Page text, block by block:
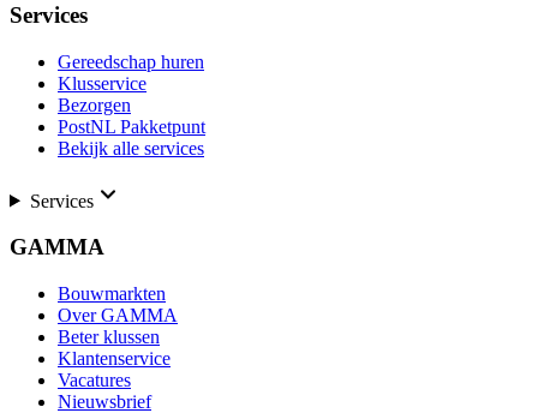
Services
Gereedschap huren
Klusservice
Bezorgen
PostNL Pakketpunt
Bekijk alle services
Services
GAMMA
Bouwmarkten
Over GAMMA
Beter klussen
Klantenservice
Vacatures
Nieuwsbrief